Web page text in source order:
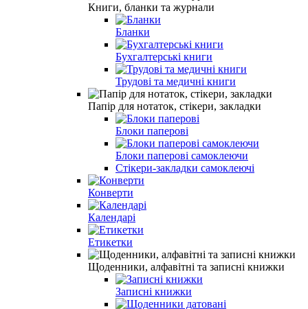
Книги, бланки та журнали
Бланки
Бухгалтерські книги
Трудові та медичні книги
Папiр для нотаток, стікери, закладки
Блоки паперовi
Блоки паперовi самоклеючи
Стікери-закладки самоклеючі
Конверти
Календарі
Етикетки
Щоденники, алфавiтнi та записнi книжки
Записні книжки